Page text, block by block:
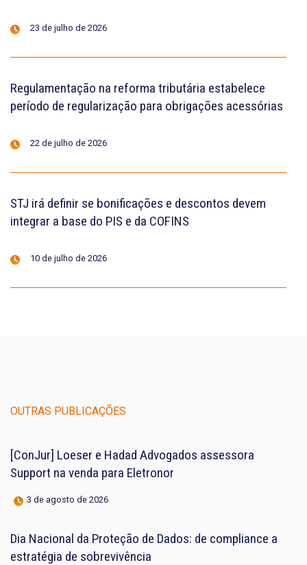
23 de julho de 2026
Regulamentação na reforma tributária estabelece
período de regularização para obrigações acessórias
22 de julho de 2026
STJ irá definir se bonificações e descontos devem
integrar a base do PIS e da COFINS
10 de julho de 2026
OUTRAS PUBLICAÇÕES
[ConJur] Loeser e Hadad Advogados assessora
Support na venda para Eletronor
3 de agosto de 2026
Dia Nacional da Proteção de Dados: de compliance a
estratégia de sobrevivência